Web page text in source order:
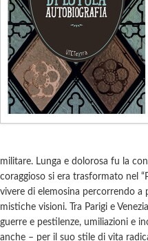
militare. Lunga e dolorosa fu la
coraggioso si era trasformato nel
vivere di elemosina percorrendo a
mistiche visioni. Tra Parigi e
guerre e pestilenze, umiliazioni e
anche – per il suo stile di vita